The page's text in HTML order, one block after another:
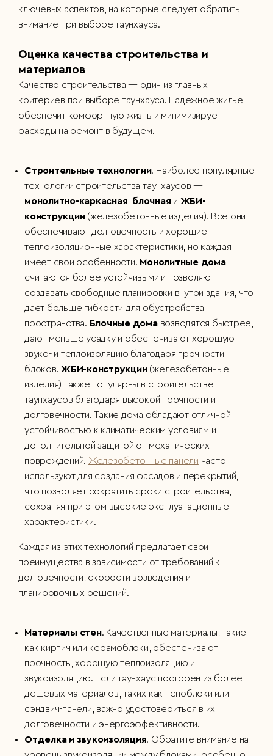
ключевых аспектов, на которые следует обратить
внимание при выборе таунхауса.
Оценка качества строительства и
материалов
Качество строительства — один из главных
критериев при выборе таунхауса. Надежное жилье
обеспечит комфортную жизнь и минимизирует
расходы на ремонт в будущем.
Строительные технологии. Наиболее популярные
технологии строительства таунхаусов —
монолитно-каркасная, блочная и ЖБИ-
конструкции(железобетонные изделия). Все они
обеспечивают долговечность и хорошие
теплоизоляционные характеристики, но каждая
имеет свои особенности. Монолитные дома
считаются более устойчивыми и позволяют
создавать свободные планировки внутри здания, что
дает больше гибкости для обустройства
пространства. Блочные домавозводятся быстрее,
дают меньше усадку и обеспечивают хорошую
звуко- и теплоизоляцию благодаря прочности
блоков.ЖБИ-конструкции(железобетонные
изделия) также популярны в строительстве
таунхаусов благодаря высокой прочности и
долговечности. Такие дома обладают отличной
устойчивостью к климатическим условиям и
дополнительной защитой от механических
повреждений. Железобетонные панели часто
используют для создания фасадов и перекрытий,
что позволяет сократить сроки строительства,
сохраняя при этом высокие эксплуатационные
характеристики.
Каждая из этих технологий предлагает свои
преимущества в зависимости от требований к
долговечности, скорости возведения и
планировочных решений.
Материалы стен. Качественные материалы, такие
как кирпич или керамоблоки, обеспечивают
прочность, хорошую теплоизоляцию и
звукоизоляцию. Если таунхаус построен из более
дешевых материалов, таких как пеноблоки или
сэндвич-панели, важно удостовериться в их
долговечности и энергоэффективности.
Отделка и звукоизоляция. Обратите внимание на